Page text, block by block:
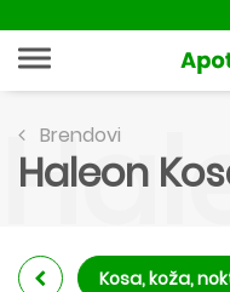
Brendovi
Haleon
Kosa, koža,